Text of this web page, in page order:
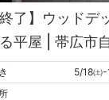
終了】ウッド
平屋 | 帯広市
5/18㈯-